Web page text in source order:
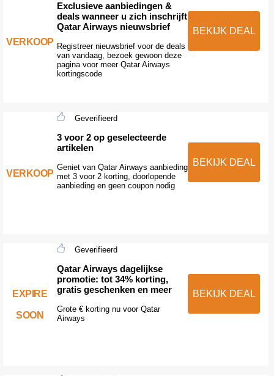
VERKOOP
Exclusieve aanbiedingen &
deals wanneer u zich inschrijft
Qatar Airways nieuwsbrief
Registreer nieuwsbrief voor de deals
van vandaag, bezoek gewoon deze
pagina voor meer Qatar Airways
kortingscode
BEKIJK DEAL
VERKOOP
Geverifieerd
3 voor 2 op geselecteerde
artikelen
Geniet van Qatar Airways aanbieding
met 3 voor 2 korting, doorlopende
aanbieding en geen coupon nodig
BEKIJK DEAL
EXPIRE
SOON
Geverifieerd
Qatar Airways dagelijkse
promotie: tot 34% korting,
gratis geschenken en meer
Grote € korting nu voor Qatar
Airways
BEKIJK DEAL